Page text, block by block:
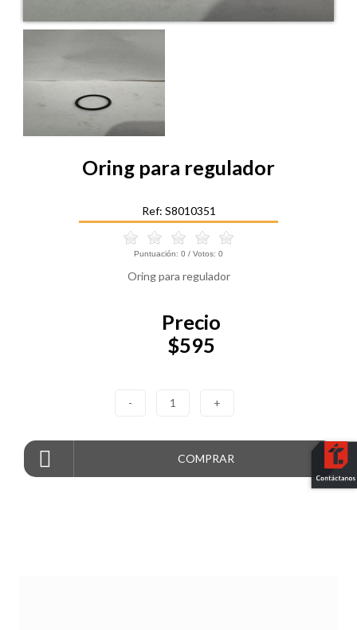
Oring para regulador
Ref: S8010351
Puntuación: 0 / Votos: 0
Oring para regulador
Precio
$595
- 1 +
COMPRAR